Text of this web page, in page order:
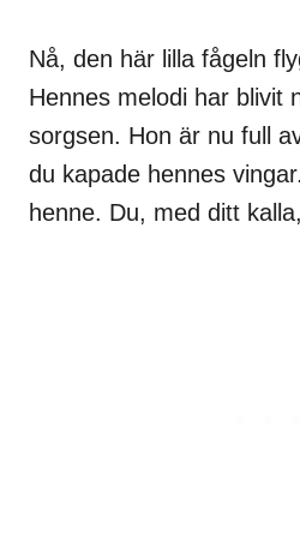
Nå, den här lilla fågeln
Hennes melodi har blivit
sorgsen. Hon är nu full
du kapade hennes
henne. Du, med ditt